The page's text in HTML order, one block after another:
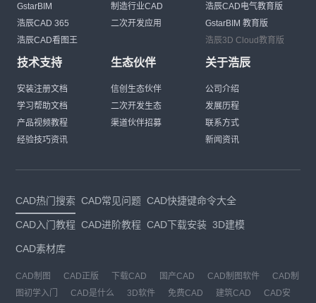
GstarBIM
浩辰CAD 365
浩辰CAD看图王
制造行业CAD
二次开发应用
浩辰CAD电气教育版
GstarBIM 教育版
浩辰3D Cloud教育版
技术支持
安装注册文档
学习帮助文档
产品视频教程
经验技巧资讯
生态伙伴
信创生态伙伴
二次开发生态
渠道伙伴招募
关于浩辰
公司介绍
发展历程
联系方式
新闻资讯
CAD热门搜索 CAD常见问题 CAD快捷键命令大全
CAD入门教程 CAD进阶教程 CAD下载安装 3D建模
CAD素材库
CAD制图 CAD正版 下载CAD 国产CAD CAD制图软件
CAD制
图初学入门
CAD是什么 3D软件 免费CAD 建筑CAD CAD安